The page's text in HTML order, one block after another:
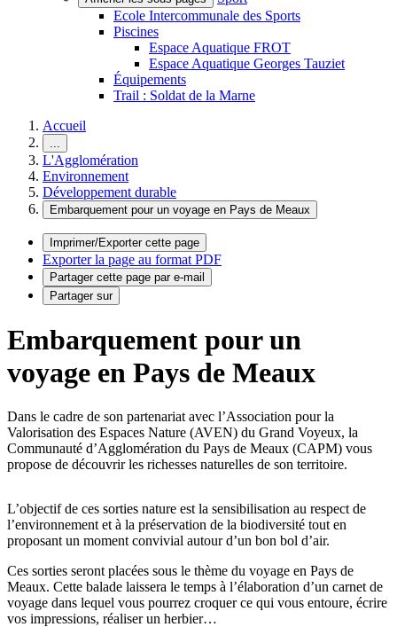
Ecole Intercommunale des Sports
Piscines
Espace Aquatique FROT
Espace Aquatique Georges Tauziet
Équipements
Trail : Soldat de la Marne
Accueil
...
L'Agglomération
Environnement
Développement durable
Embarquement pour un voyage en Pays de Meaux
Imprimer/Exporter cette page
Exporter la page au format PDF
Partager cette page par e-mail
Partager sur
Embarquement pour un
voyage en Pays de Meaux
Dans le cadre de son partenariat avec l’Association pour la
Valorisation des Espaces Nature (AVEN) du Grand Voyeux, la
Communauté d’Agglomération du Pays de Meaux (CAPM) vous
propose de découvrir les richesses naturelles de son territoire.
L’objectif de ces sorties nature est la sensibilisation au respect de
l’environnement et à la préservation de la biodiversité tout en
proposant un moment convivial autour d’un bon bol d’air.
Ces sorties seront placées sous le thème du voyage en Pays de
Meaux. Cette balade laissera le temps à l’élaboration d’un carnet de
voyage dans lequel vous pourrez croquer ce qui vous entoure, écrire
vos impressions, réaliser un herbier…